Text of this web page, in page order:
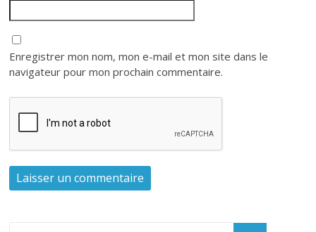
Enregistrer mon nom, mon e-mail et mon site dans le
navigateur pour mon prochain commentaire.